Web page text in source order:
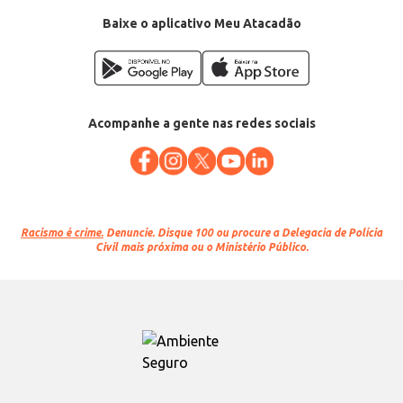
Baixe o aplicativo Meu Atacadão
Acompanhe a gente nas redes sociais
Racismo é crime. Denuncie. Disque 100 ou procure a Delegacia de Polícia
Civil mais próxima ou o Ministério Público.